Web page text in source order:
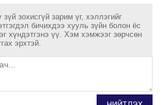
зохисгүй зарим үг, хэллэгийг
бичихдээ хууль зүйн болон ёс
хүндэтгэнэ үү. Хэм хэмжээг зөрчсөн
эрхтэй.